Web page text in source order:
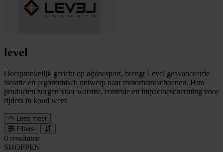
level
Oorspronkelijk gericht op alpinesport, brengt Level geavanceerde
isolatie en ergonomisch ontwerp naar motorhandschoenen. Hun
producten zorgen voor warmte, controle en impactbescherming voor
rijders in koud weer.
Lees meer
Filters
0 resultaten
SHOPPEN